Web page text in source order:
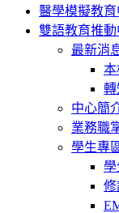
醫學模擬教
雙語教育推
最新消
本
轉
中心簡
業務職
學生專
學
修